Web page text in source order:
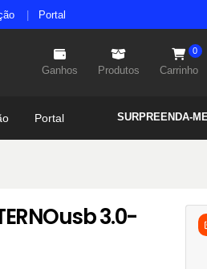
Portal
Ganhos Produtos Carrinho
0
Portal SURPREENDA-
3.0-